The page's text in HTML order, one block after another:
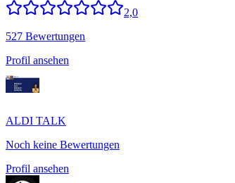
2,0
527 Bewertungen
Profil ansehen
ALDI TALK
Noch keine Bewertungen
Profil ansehen